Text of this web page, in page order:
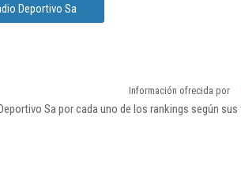
Deportivo Sa
Información ofrecida por
Sa por cada uno de los rankings según sus